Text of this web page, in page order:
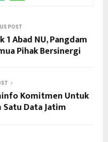
POST
1 Abad NU, Pangdam
Pihak Bersinergi
Komitmen Untuk
Data Jatim